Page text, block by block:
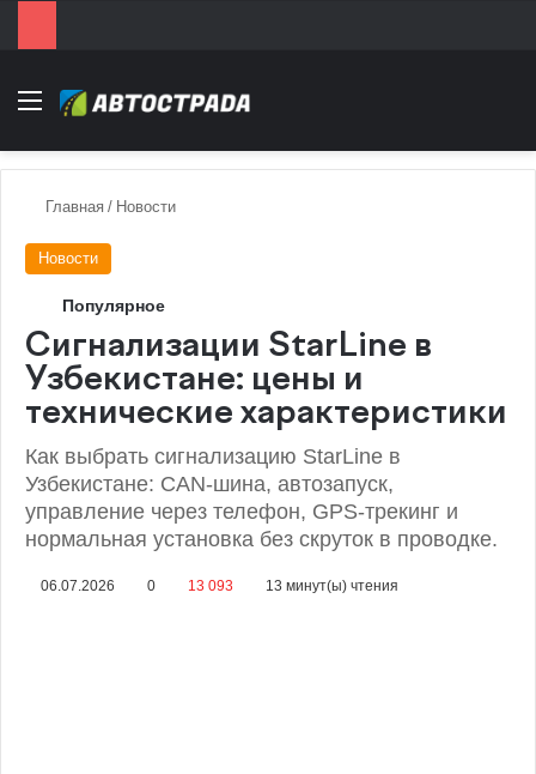
Menu
Главная / Новости
Новости
Популярное
Сигнализации StarLine в
Узбекистане: цены и
технические характеристики
Как выбрать сигнализацию StarLine в
Узбекистане: CAN-шина, автозапуск,
управление через телефон, GPS-трекинг и
нормальная установка без скруток в проводке.
06.07.2026 0 13 093 13 минут(ы) чтения